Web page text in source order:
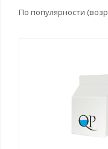
По популярности